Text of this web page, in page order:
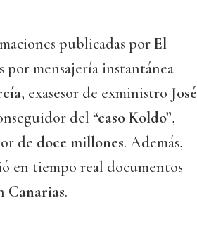
publicadas porEl
por mensajería instantánea
, exasesor de exministro José
del “caso Koldo”,
de doce millones. Además,
en tiempo real documentos
Canarias.